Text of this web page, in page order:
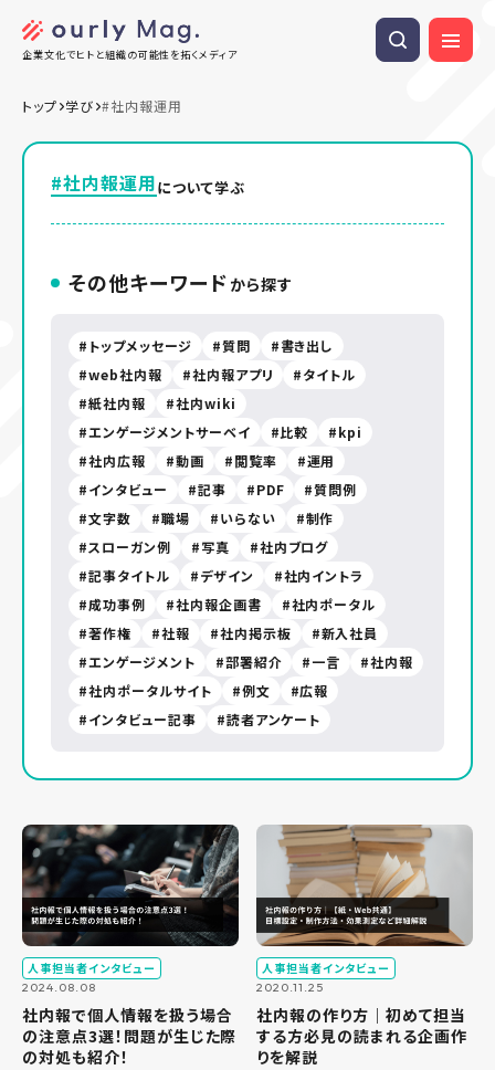
企業文化でヒトと組織の可能性を拓くメディア
トップ 学び #社内報運用
#社内報運用について学ぶ
その他キーワード から探す
トップメッセージ 質問
書き出し
web社内報
社内報アプリ
タイトル
紙社内報
社内wiki
エンゲージメントサーベイ
比較
kpi
社内広報
動画 閲覧率
運用
インタビュー
記事 PDF
質問例
文字数
職場 いらない
制作
スローガン例
写真
社内ブログ
記事タイトル
デザイン
社内イントラ
成功事例
社内報企画書
社内ポータル
著作権
社報 社内掲示板
新入社員
エンゲージメント
部署紹介 一言
社内報
社内ポータルサイト
例文
広報
インタビュー記事
読者アンケート
人事担当者インタビュー
2024.08.08
社内報で個人情報を扱う場合
の注意点3選！問題が生じた際
の対処も紹介！
人事担当者インタビュー
2020.11.25
社内報の作り方｜初めて担当
する方必見の読まれる企画作
りを解説